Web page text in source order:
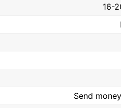
16-
Send